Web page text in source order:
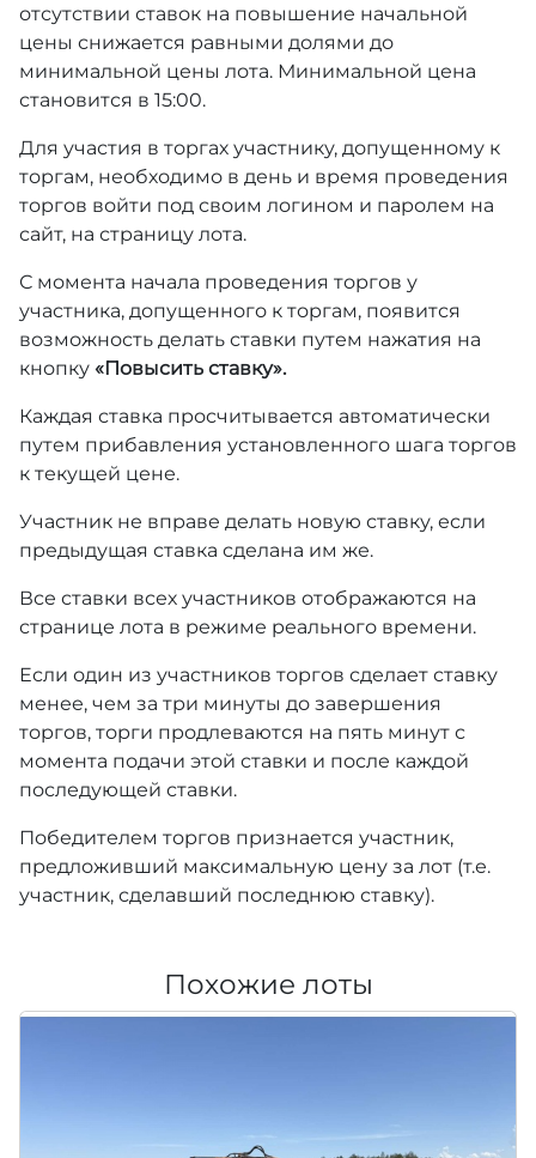
отсутствии ставок на повышение начальной
цены снижается равными долями до
минимальной цены лота. Минимальной цена
становится в 15:00.
Для участия в торгах участнику, допущенному к
торгам, необходимо в день и время проведения
торгов войти под своим логином и паролем на
сайт, на страницу лота.
С момента начала проведения торгов у
участника, допущенного к торгам, появится
возможность делать ставки путем нажатия на
кнопку «Повысить ставку».
Каждая ставка просчитывается автоматически
путем прибавления установленного шага торгов
к текущей цене.
Участник не вправе делать новую ставку, если
предыдущая ставка сделана им же.
Все ставки всех участников отображаются на
странице лота в режиме реального времени.
Если один из участников торгов сделает ставку
менее, чем за три минуты до завершения
торгов, торги продлеваются на пять минут с
момента подачи этой ставки и после каждой
последующей ставки.
Победителем торгов признается участник,
предложивший максимальную цену за лот (т.е.
участник, сделавший последнюю ставку).
Похожие лоты